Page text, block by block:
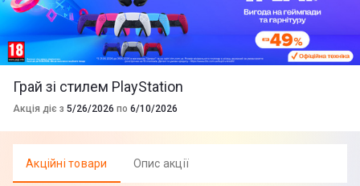
Грай зі стилем PlayStation
Акція діє з 5/26/2026 по 6/10/2026
Акцiйнi товари Опис акції